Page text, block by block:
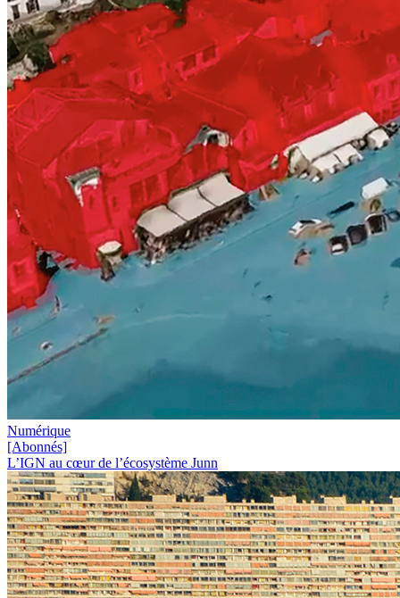
Numérique
[Abonnés]
L’IGN au cœur de l’écosystème Junn